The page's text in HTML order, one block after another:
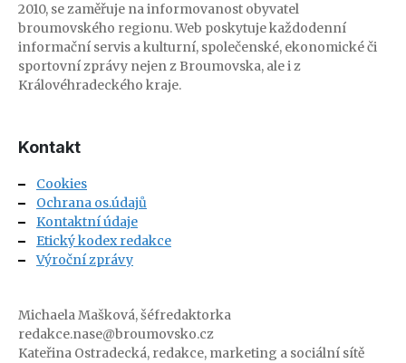
2010, se zaměřuje na informovanost obyvatel
broumovského regionu. Web poskytuje každodenní
informační servis a kulturní, společenské, ekonomické či
sportovní zprávy nejen z Broumovska, ale i z
Královéhradeckého kraje.
Kontakt
Cookies
Ochrana os.údajů
Kontaktní údaje
Etický kodex redakce
Výroční zprávy
Michaela Mašková, šéfredaktorka
redakce.nase@broumovsko.cz
Kateřina Ostradecká, redakce, marketing a sociální sítě